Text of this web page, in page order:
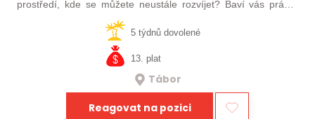
prostředí, kde se můžete neustále rozvíjet? Baví vás práce,
kde máte své místo a klid? Pokud jste třikrát odpověděl/a ano,
čtěte dál! Hledáme…
5 týdnů dovolené
13. plat
Tábor
Reagovat na pozici